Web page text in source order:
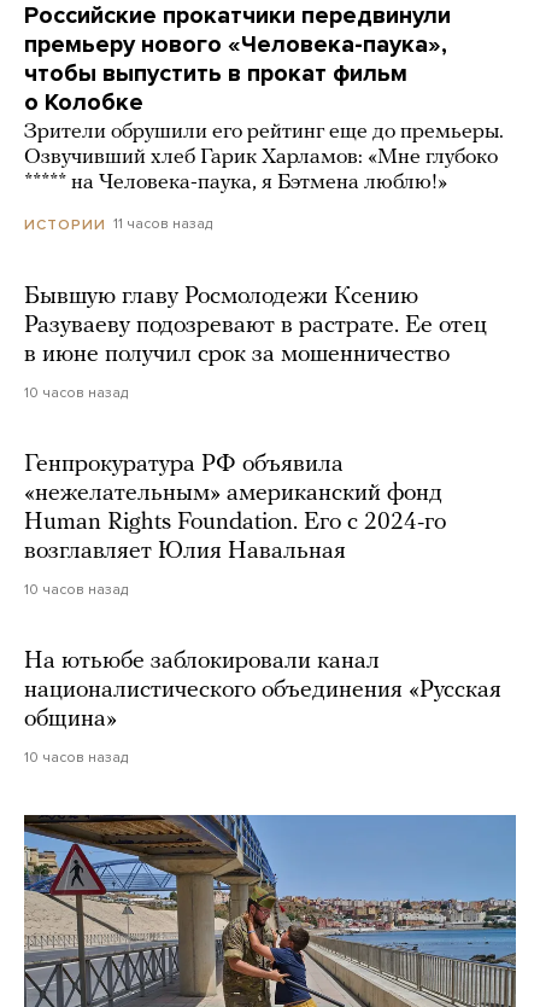
Российские прокатчики передвинули
премьеру нового «Человека-паука»,
чтобы выпустить в прокат фильм
о Колобке
Зрители обрушили его рейтинг еще до премьеры.
Озвучивший хлеб Гарик Харламов: «Мне глубоко
***** на Человека-паука, я Бэтмена люблю!»
ИСТОРИИ 11 часов назад
Бывшую главу Росмолодежи Ксению
Разуваеву подозревают в растрате. Ее отец
в июне получил срок за мошенничество
10 часов назад
Генпрокуратура РФ объявила
«нежелательным» американский фонд
Human Rights Foundation. Его с 2024-го
возглавляет Юлия Навальная
10 часов назад
На ютьюбе заблокировали канал
националистического объединения «Русская
община»
10 часов назад